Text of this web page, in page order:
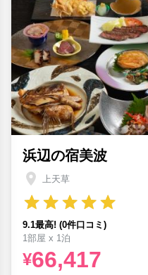
浜辺の宿美波
上天草
9.1最高! (0件口コミ)
1部屋 x 1泊
¥66,417